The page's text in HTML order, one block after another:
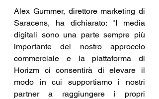
Alex Gummer, direttore marketing di
Saracens, ha dichiarato: "I media
digitali sono una parte sempre più
importante del nostro approccio
commerciale e la piattaforma di
Horizm ci consentirà di elevare il
modo in cui supportiamo i nostri
partner a raggiungere i propri